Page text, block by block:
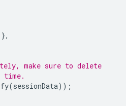
},
make sure to delete
time.
(sessionData));